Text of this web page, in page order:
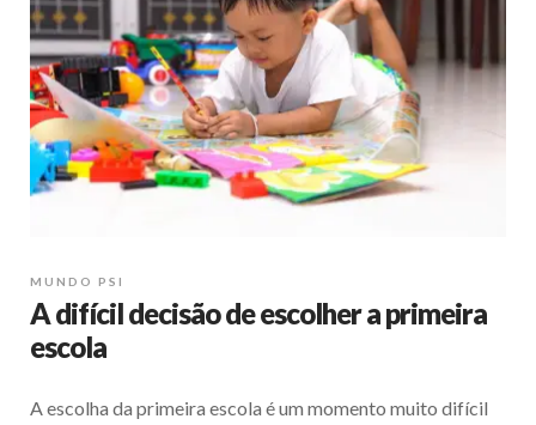
MUNDO PSI
A difícil decisão de escolher a primeira
escola
A escolha da primeira escola é um momento muito difícil